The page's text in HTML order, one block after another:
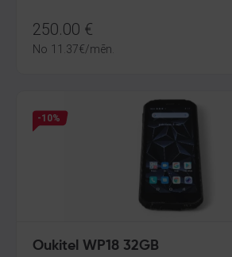
250.00 €
No 11.37€/mēn.
-10%
Oukitel WP18 32GB